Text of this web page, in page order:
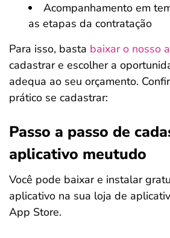
Acompanhamento em
as etapas da contratação
Para isso, basta baixar o nosso
cadastrar e escolher a
adequa ao seu orçamento.
prático se cadastrar:
Passo a passo de
aplicativo meutudo
Você pode baixar e instalar
aplicativo na sua loja de
App Store.